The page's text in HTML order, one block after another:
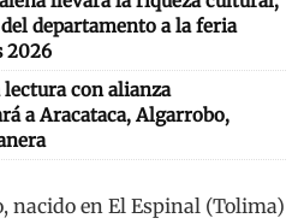
departamento a la feria
2026
con alianza
a Aracataca, Algarrobo,
nacido en El Espinal (Tolima)